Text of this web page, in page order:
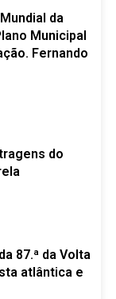
da
Municipal
Fernando
do
87.ª da Volta
atlântica e